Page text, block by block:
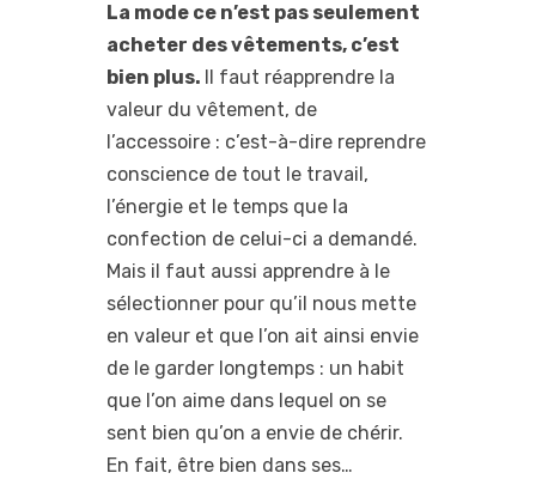
La mode ce n’est pas seulement
acheter des vêtements, c’est
bien plus.
Il faut réapprendre la
valeur du vêtement, de
l’accessoire : c’est-à-dire reprendre
conscience de tout le travail,
l’énergie et le temps que la
confection de celui-ci a demandé.
Mais il faut aussi apprendre à le
sélectionner pour qu’il nous mette
en valeur et que l’on ait ainsi envie
de le garder longtemps : un habit
que l’on aime dans lequel on se
sent bien qu’on a envie de chérir.
En fait, être bien dans ses…